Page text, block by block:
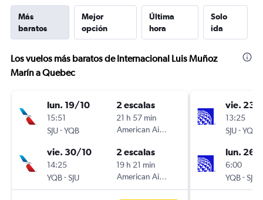
Más
baratos
Mejor
opción
Última
hora
Solo
ida
Los vuelos más baratos de Internacional Luis Muñoz
Marín a Quebec
lun. 19/10
15:51
SJU-YQB
2 escalas
21 h 57 min
American Airlines
vie. 30/10
14:25
YQB-SJU
2 escalas
19 h 21 min
American Airlines
vie. 23/
13:25
SJU-YQB
lun. 26/
6:00
YQB-SJU